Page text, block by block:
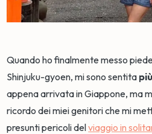
Quando ho finalmente messo
Shinjuku-gyoen, mi sono sentita
appena arrivata in Giappone, ma
ricordo dei miei genitori che mi
presunti pericoli delviaggio in